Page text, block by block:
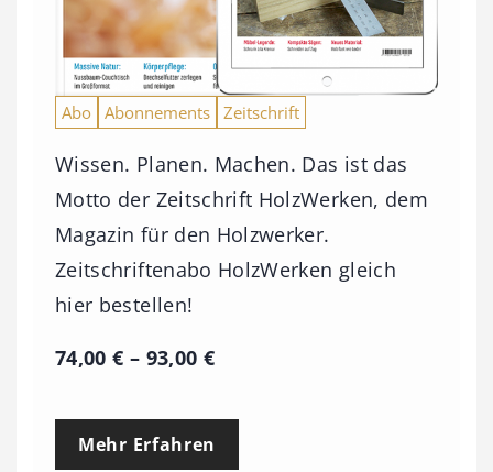
Abo Abonnements Zeitschrift
Wissen. Planen. Machen. Das ist das
Motto der Zeitschrift HolzWerken, dem
Magazin für den Holzwerker.
Zeitschriftenabo HolzWerken gleich
hier bestellen!
74,00€ – 93,00 €P
e
Mehr Erfahren